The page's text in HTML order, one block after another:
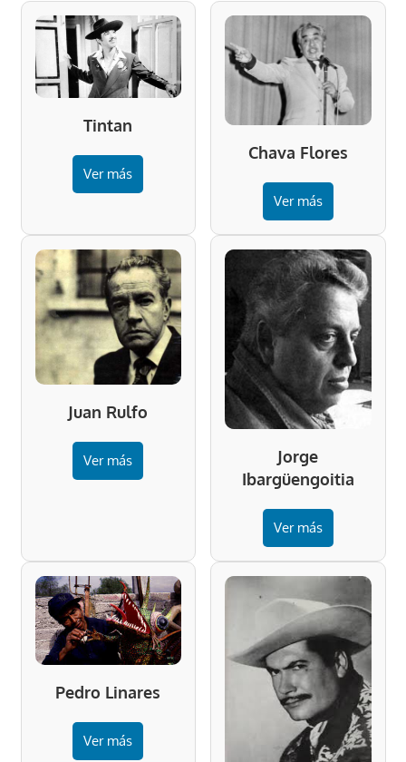
Tintan
Ver más
Chava Flores
Ver más
Juan Rulfo
Ver más
Jorge
Ibargüengoitia
Ver más
Pedro Linares
Ver más